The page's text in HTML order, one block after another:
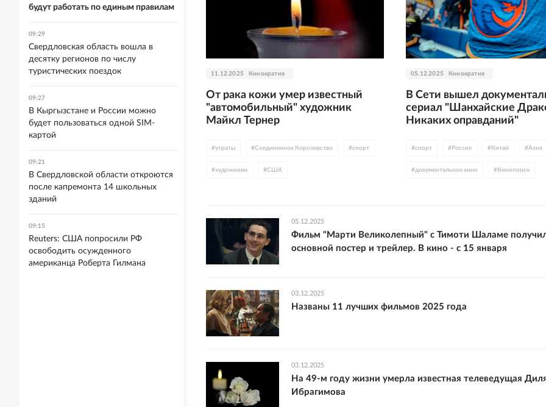
11.12.2025 Кинократия
От рака кожи умер известный
"автомобильный" художник
Майкл Тернер
#утраты #Соединенное Королевство #спорт
#художники #США
05.12.2025 Кинократия
В Сети вышел
сериал "Шанхайские
Никаких оправданий"
#спорт # Россия # Китай #Азия
# документальное кино # Кинопоиск
05.12.2025
Фильм "Марти Великолепный" с Тимоти Шаламе
основной постер и трейлер. В кино - с 15 января
03.12.2025
Названы 11 лучших фильмов 2025 года
03.12.2025
На 49-м году жизни умерла известная телеведущая
Ибрагимова
будут работать по единым правилам
09:29
Свердловская область вошла в
десятку регионов по числу
туристических поездок
09:27
В Кыргызстане и России можно
будет пользоваться одной SIM-
картой
09:21
В Свердловской области откроются
после капремонта 14 школьных
зданий
09:15
Reuters: США попросили РФ
освободить осужденного
американца Роберта Гилмана